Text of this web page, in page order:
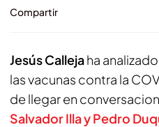
Compartir
Jesús Callejaha
las vacunas contra la
de llegar en
Salvador Illa y Pedro